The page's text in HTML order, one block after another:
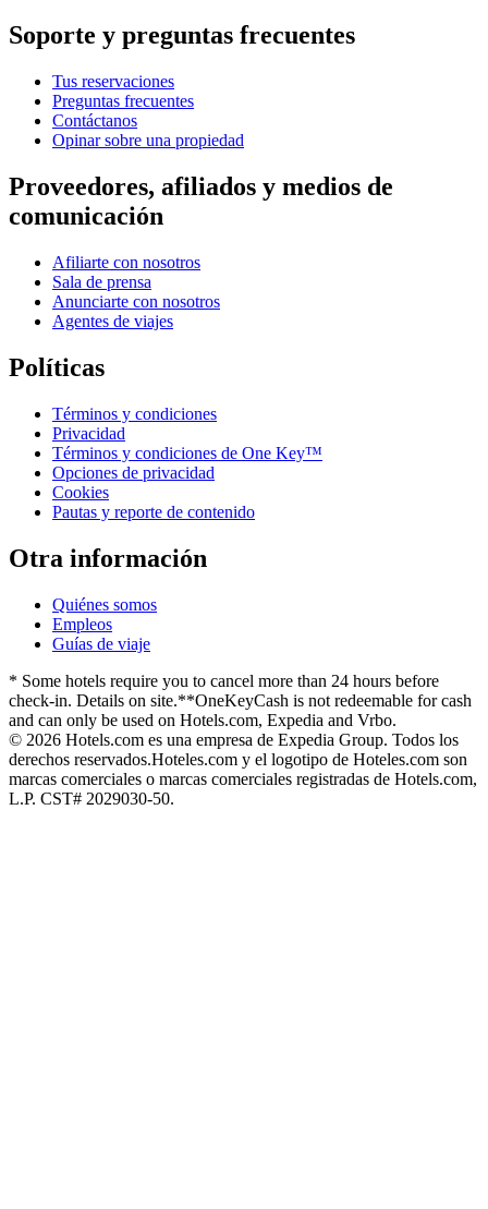
Soporte y preguntas frecuentes
Tus reservaciones
Preguntas frecuentes
Contáctanos
Opinar sobre una propiedad
Proveedores, afiliados y medios de
comunicación
Afiliarte con nosotros
Sala de prensa
Anunciarte con nosotros
Agentes de viajes
Políticas
Términos y condiciones
Privacidad
Términos y condiciones de One Key™
Opciones de privacidad
Cookies
Pautas y reporte de contenido
Otra información
Quiénes somos
Empleos
Guías de viaje
* Some hotels require you to cancel more than 24 hours before
check-in. Details on site.**OneKeyCash is not redeemable for cash
and can only be used on Hotels.com, Expedia and Vrbo.
© 2026 Hotels.com es una empresa de Expedia Group. Todos los
derechos reservados.Hoteles.com y el logotipo de Hoteles.com son
marcas comerciales o marcas comerciales registradas de Hotels.com,
L.P. CST# 2029030-50.